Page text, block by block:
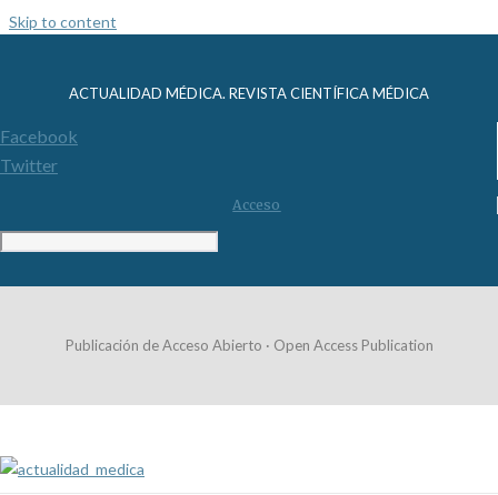
Skip to content
ACTUALIDAD MÉDICA. REVISTA CIENTÍFICA MÉDICA
Facebook
Twitter
Acceso
Publicación de Acceso Abierto · Open Access Publication